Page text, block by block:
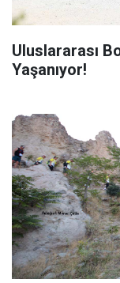
Uluslararası
Yaşanıyor!